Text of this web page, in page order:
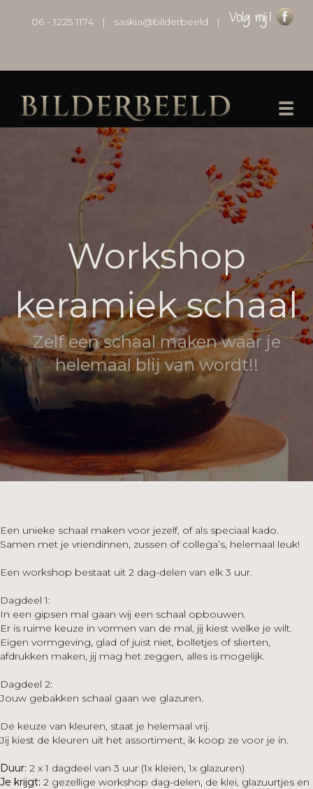
06 - 1225 1174 | saskia@bilderbeeld |
Workshop
keramiek schaal
Zelf een schaal maken waar je
helemaal blij van wordt!!
Een unieke schaal maken voor jezelf, of als speciaal kado.
Samen met je vriendinnen, zussen of collega’s, helemaal leuk!
Een workshop bestaat uit 2 dag-delen van elk 3 uur.
Dagdeel 1:
In een gipsen mal gaan wij een schaal opbouwen.
Er is ruime keuze in vormen van de mal, jij kiest welke je wilt.
Eigen vormgeving, glad of juist niet, bolletjes of slierten,
afdrukken maken, jij mag het zeggen, alles is mogelijk.
Dagdeel 2:
Jouw gebakken schaal gaan we glazuren.
De keuze van kleuren, staat je helemaal vrij.
Jij kiest de kleuren uit het assortiment, ik koop ze voor je in.
Duur: 2 x 1 dagdeel van 3 uur (1x kleien, 1x glazuren)
Je krijgt: 2 gezellige workshop dag-delen, de klei, glazuurtjes en